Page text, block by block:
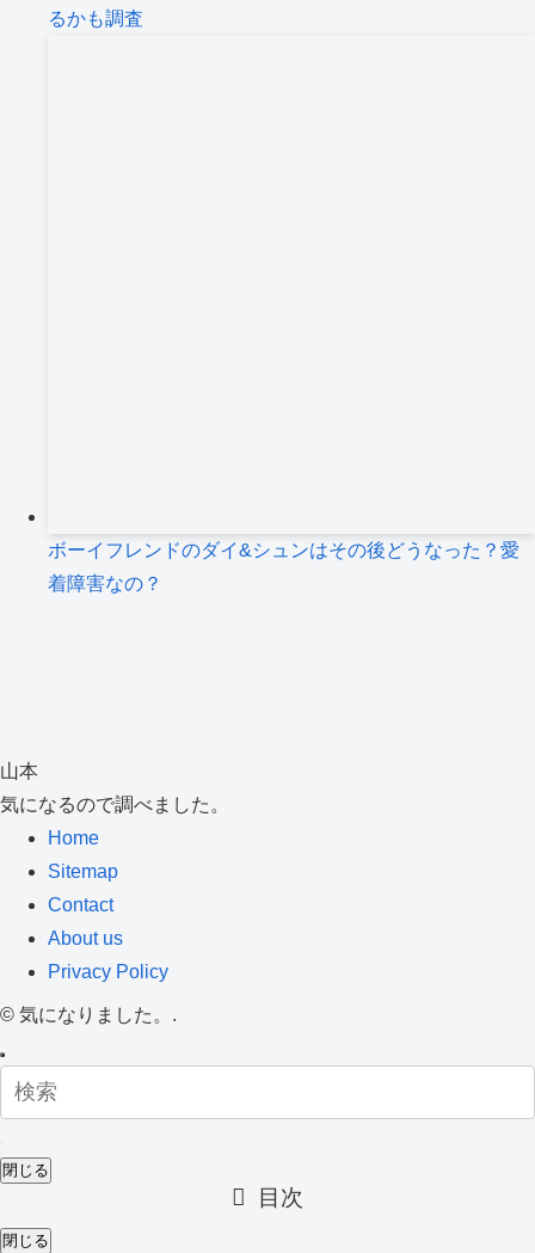
るかも調査
ボーイフレンドのダイ&シュンはその後どうなった？愛
着障害なの？
山本
気になるので調べました。
Home
Sitemap
Contact
About us
Privacy Policy
© 気になりました。.
閉じる
目次
閉じる